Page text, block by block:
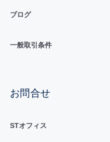
ブログ
一般取引条件
お問合せ
STオフィス